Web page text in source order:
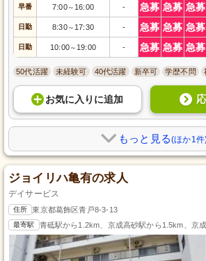
早番 7:00～ 16:00 - 急募 急募 急募
日勤 8:30～ 17:30 - 急募 急募 急募
日勤 10:00～ 19:00 - 急募 急募 急募
50代活躍 未経験可 40代活躍 新卒可 学歴不問
お気に入り に追加
もっと見る(ほか1件
ジョイリハ亀有の求人
デイサービス
住所 東京都葛飾区青戸8-3-13
最寄駅 青砥駅から1.2km、京成高砂駅から1.5km、京